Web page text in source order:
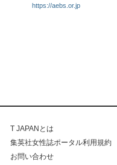
https://aebs.or.jp
T JAPANとは
集英社女性誌ポータル利用規約
お問い合わせ